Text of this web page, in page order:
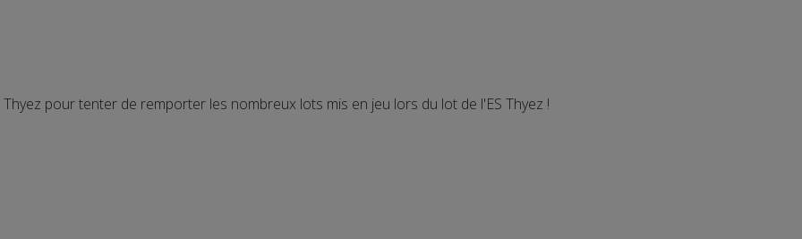
pour tenter de remporter les nombreux lots mis en jeu lors du lot de l'ES Thyez !